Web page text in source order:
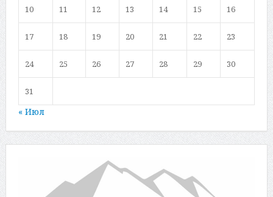
10 11 12 13 14 15 16
17 18 19 20 21 22 23
24 25 26 27 28 29 30
31
« Июл